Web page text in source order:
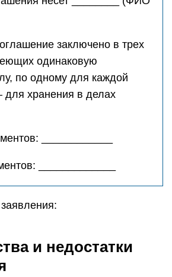
заключено в трех
одинаковую
по одному для каждой
хранения в делах
____________
_____________
и недостатки